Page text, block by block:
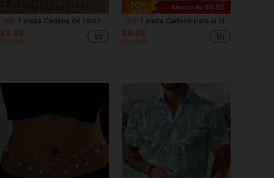
6
-8% 1 pieza Cadena de cintura con tema oceánico de estrella de mar y concha con perlas falsas, adecuada como accesorio para atuendo de vacaciones
$3.96
Estimado
Ahorro de $0.52
-8% 1 pieza Cadena para la cintura con dije de estrella de mar y concha de estilo marino metálico dorado, adecuado para atuendos diarios y de vacaciones de mujeres
$5.98
Estimado